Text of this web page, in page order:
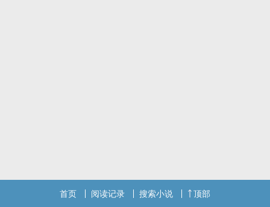
首页 阅读记录 搜索小说 顶部